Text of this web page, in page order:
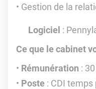
Gestion de la
Logiciel :
Ce que le cabinet
Rémunération :
Poste : CDI